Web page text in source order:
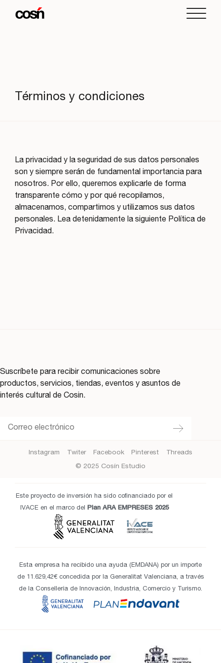
Términos y condiciones
La privacidad y la seguridad de sus datos personales
son y siempre serán de fundamental importancia para
nosotros. Por ello, queremos explicarle de forma
transparente cómo y por qué recopilamos,
almacenamos, compartimos y utilizamos sus datos
personales. Lea detenidamente la siguiente Política de
Privacidad.
Suscríbete para recibir comunicaciones sobre
productos, servicios, tiendas, eventos y asuntos de
interés cultural de Cosin.
© 2025 Cosín Estudio
Instagram Twiter Facebook Pinterest Threads
Este proyecto de inversión ha sido cofinanciado por el
IVACE en el marco del Plan ARA EMPRESES 2025
Esta empresa ha recibido una ayuda (EMDANA) por un importe
de 11.629,42€ concedida por la Generalitat Valenciana, a través
de la Consellería de Innovación, Industria, Comercio y Turismo.